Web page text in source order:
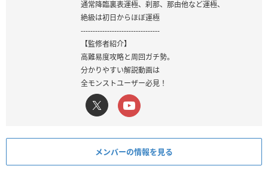
通常降臨裏表運極、刹那、那由他など運極、
絶級は初日からほぼ運極
---------------------------------
【監修者紹介】
高難易度攻略と周回ガチ勢。
分かりやすい解説動画は
全モンストユーザー必見！
メンバーの情報を見る